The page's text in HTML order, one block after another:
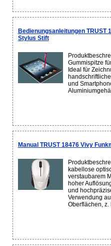
Bedienungsanleitungen TRUST
Stylus Stift
Gummispitze
Ideal für
und
Manual TRUST 18476 Vivy
kabellose
verstaubarem
hoher
und
Verwendung
Oberflächen, z.